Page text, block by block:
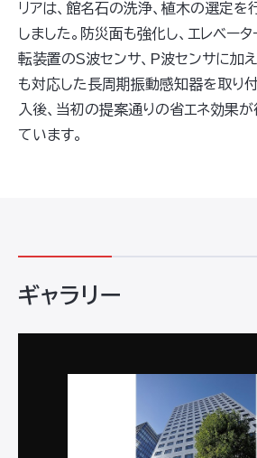
リアは、館名石の洗浄、植木の選定を
しました。防災面も強化し、エレベー
転装置のS波センサ、P波センサに加
も対応した長周期振動感知器を取り
入後、当初の提案通りの省エネ効果
ています。
ギャラリー